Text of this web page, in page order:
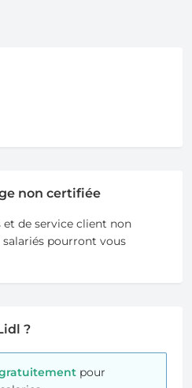
non certifiée
et de service client non
salariés pourront vous
?
pour